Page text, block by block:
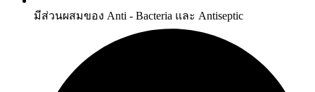
มีส่วนผสมของ Anti - Bacteria และ Antiseptic